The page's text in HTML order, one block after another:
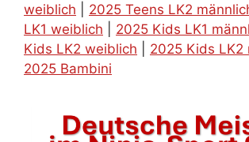
weiblich
2025 Teens LK2
LK1 weiblich
2025 Kids LK1
Kids LK2 weiblich
2025 Kids LK2
2025 Bambini